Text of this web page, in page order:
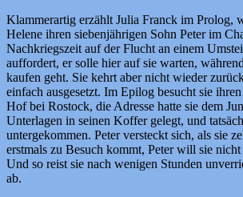
Klammerartig erzählt Julia Franck im Prolog,
Helene ihren siebenjährigen Sohn Peter im
Nachkriegszeit auf der Flucht an einem
auffordert, er solle hier auf sie warten,
kaufen geht. Sie kehrt aber nicht wieder
einfach ausgesetzt. Im Epilog besucht sie
Hof bei Rostock, die Adresse hatte sie dem
Unterlagen in seinen Koffer gelegt, und
untergekommen. Peter versteckt sich, als sie
erstmals zu Besuch kommt, Peter will sie nicht
Und so reist sie nach wenigen Stunden
ab.